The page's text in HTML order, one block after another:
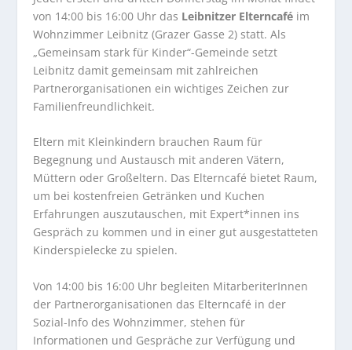
von 14:00 bis 16:00 Uhr das Leibnitzer Elterncafé im
Wohnzimmer Leibnitz (Grazer Gasse 2) statt. Als
„Gemeinsam stark für Kinder“-Gemeinde setzt
Leibnitz damit gemeinsam mit zahlreichen
Partnerorganisationen ein wichtiges Zeichen zur
Familienfreundlichkeit.
Eltern mit Kleinkindern brauchen Raum für
Begegnung und Austausch mit anderen Vätern,
Müttern oder Großeltern. Das Elterncafé bietet Raum,
um bei kostenfreien Getränken und Kuchen
Erfahrungen auszutauschen, mit Expert*innen ins
Gespräch zu kommen und in einer gut ausgestatteten
Kinderspielecke zu spielen.
Von 14:00 bis 16:00 Uhr begleiten MitarberiterInnen
der Partnerorganisationen das Elterncafé in der
Sozial-Info des Wohnzimmer, stehen für
Informationen und Gespräche zur Verfügung und